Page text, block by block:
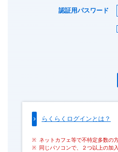
認証用パスワード
らくらくログインとは？
ネットカフェ等で不特定多数の
同じパソコンで、２つ以上の加